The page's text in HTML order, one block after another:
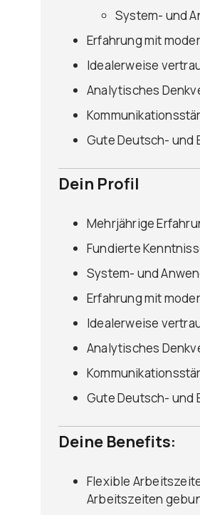
System- und
Erfahrung mit
Idealerweise
Analytisches
Gute Deutsch- und
Dein Profil
Mehrjährige
Fundierte
System- und
Erfahrung mit
Idealerweise
Analytisches
Gute Deutsch- und
Deine Benefits:
Flexible
Arbeitszeiten